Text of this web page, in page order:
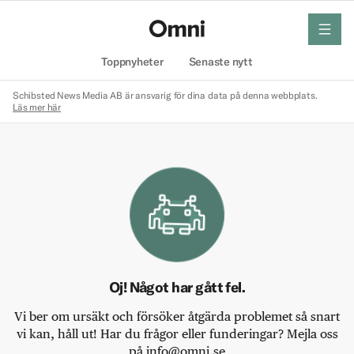
Toppnyheter Senaste nytt
meny
Schibsted News Media AB är ansvarig för dina data på denna webbplats.
Läs mer här
Oj! Något har gått fel.
Vi ber om ursäkt och försöker åtgärda problemet så snart
vi kan, håll ut! Har du frågor eller funderingar? Mejla oss